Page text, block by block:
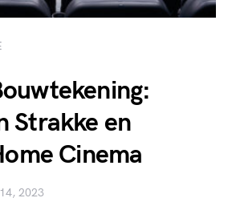
Strakke en
Cinema
2023